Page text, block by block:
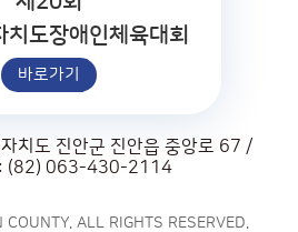
치도장애인체육대회
바로가기
치도 진안군 진안읍 중앙로 67 /
: (82) 063-430-2114
COUNTY. ALL RIGHTS RESERVED.